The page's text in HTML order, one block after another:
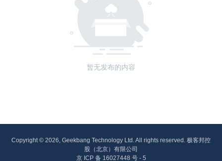
暂无发布的内容
Copyright © 2026, Geekbang Technology Ltd. All rights reserved. 极客邦控
股（北京）有限公司
京 ICP 备 16027448 号 - 5